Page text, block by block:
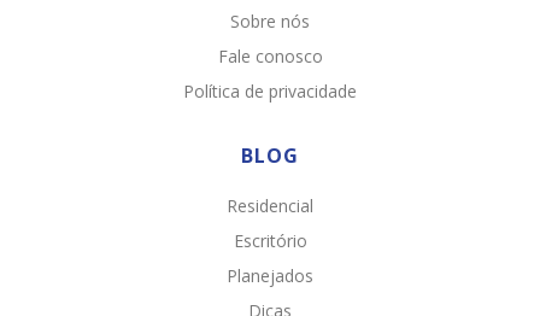
Sobre nós
Fale conosco
Política de privacidade
BLOG
Residencial
Escritório
Planejados
Dicas